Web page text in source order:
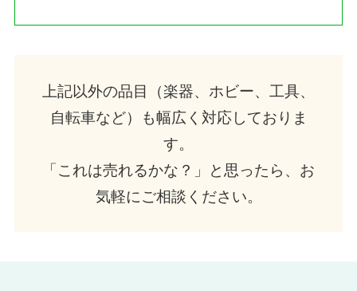
上記以外の品目（楽器、ホビー、工具、
自転車など）も幅広く対応しておりま
す。
「これは売れるかな？」と思ったら、お
気軽にご相談ください。